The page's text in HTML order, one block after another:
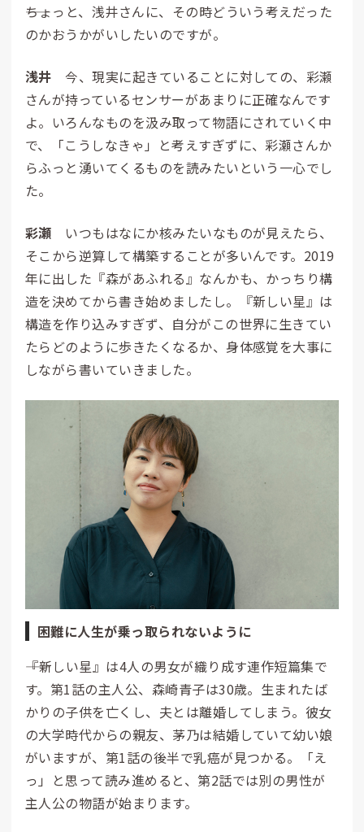
――ちょっと、浅井さんに、その時どういう考えだった
のかおうかがいしたいのですが。
浅井 今、現実に起きていることに対しての、彩瀬
さんが持っているセンサーがあまりに正確なんです
よ。いろんなものを汲み取って物語にされていく中
で、「こうしなきゃ」と考えすぎずに、彩瀬さんか
らふっと湧いてくるものを読みたいという一心でし
た。
彩瀬 いつもはなにか核みたいなものが見えたら、
そこから逆算して構築することが多いんです。2019
年に出した『森があふれる』なんかも、かっちり構
造を決めてから書き始めましたし。『新しい星』は
構造を作り込みすぎず、自分がこの世界に生きてい
たらどのように歩きたくなるか、身体感覚を大事に
しながら書いていきました。
困難に人生が乗っ取られないように
――『新しい星』は4人の男女が織り成す連作短篇集で
す。第1話の主人公、森崎青子は30歳。生まれたば
かりの子供を亡くし、夫とは離婚してしまう。彼女
の大学時代からの親友、茅乃は結婚していて幼い娘
がいますが、第1話の後半で乳癌が見つかる。「え
っ」と思って読み進めると、第2話では別の男性が
主人公の物語が始まります。